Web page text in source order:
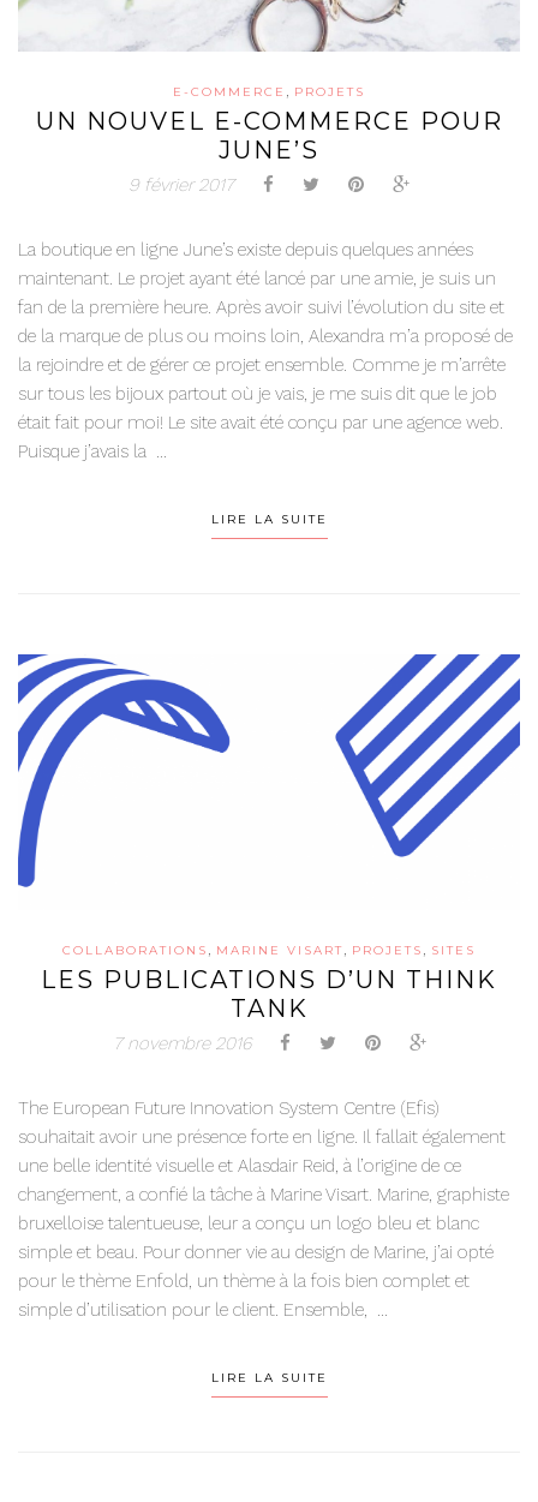
E-COMMERCE , PROJETS
UN NOUVEL E-COMMERCE POUR
JUNE’S
9 février 2017
La boutique en ligne June’s existe depuis quelques années
maintenant. Le projet ayant été lancé par une amie, je suis un
fan de la première heure. Après avoir suivi l’évolution du site et
de la marque de plus ou moins loin, Alexandra m’a proposé de
la rejoindre et de gérer ce projet ensemble. Comme je m’arrête
sur tous les bijoux partout où je vais, je me suis dit que le job
était fait pour moi! Le site avait été conçu par une agence web.
Puisque j’avais la ...
LIRE LA SUITE
COLLABORATIONS , MARINE VISART, PROJETS , SITES
LES PUBLICATIONS D’UN THINK
TANK
7 novembre 2016
The European Future Innovation System Centre (Efis)
souhaitait avoir une présence forte en ligne. Il fallait également
une belle identité visuelle et Alasdair Reid, à l’origine de ce
changement, a confié la tâche à Marine Visart. Marine, graphiste
bruxelloise talentueuse, leur a conçu un logo bleu et blanc
simple et beau. Pour donner vie au design de Marine, j’ai opté
pour le thème Enfold, un thème à la fois bien complet et
simple d’utilisation pour le client. Ensemble, ...
LIRE LA SUITE